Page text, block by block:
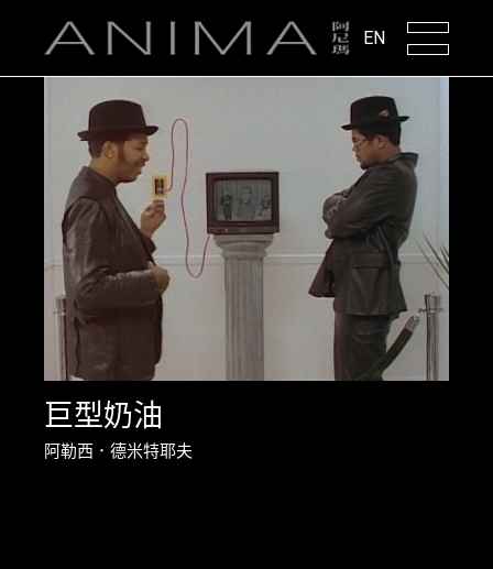
EN
巨型奶油
阿勒西．德米特耶夫